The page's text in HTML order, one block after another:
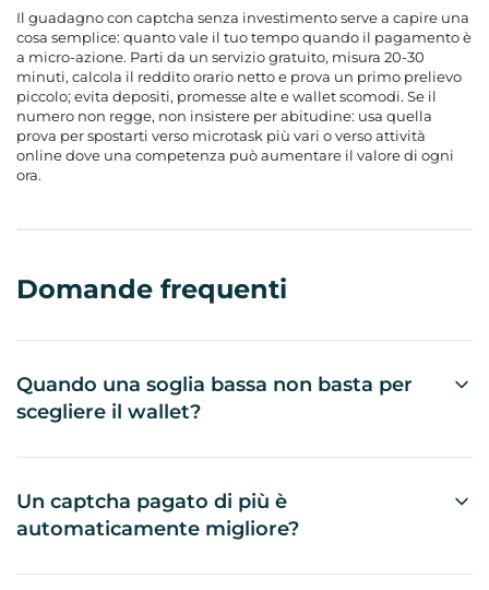
Il guadagno con captcha senza investimento serve a capire una
cosa semplice: quanto vale il tuo tempo quando il pagamento è
a micro-azione. Parti da un servizio gratuito, misura 20-30
minuti, calcola il reddito orario netto e prova un primo prelievo
piccolo; evita depositi, promesse alte e wallet scomodi. Se il
numero non regge, non insistere per abitudine: usa quella
prova per spostarti verso microtask più vari o verso attività
online dove una competenza può aumentare il valore di ogni
ora.
Domande frequenti
Quando una soglia bassa non basta per
scegliere il wallet?
una commissione che pesa troppo sul micro-
importo. Una soglia bassa ha senso solo se riuscite
Un captcha pagato di più è
automaticamente migliore?